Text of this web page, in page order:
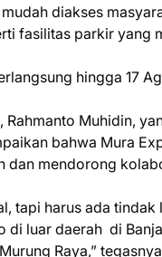
diakses
fasilitas parkir yang
hingga 17
Rahmanto Muhidin,
bahwa Mura
dan mendorong
tapi harus ada
luar daerah di
Raya,”